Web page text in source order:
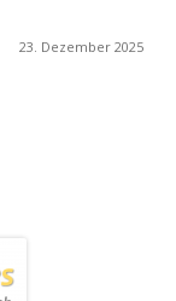
23. Dezember 2025